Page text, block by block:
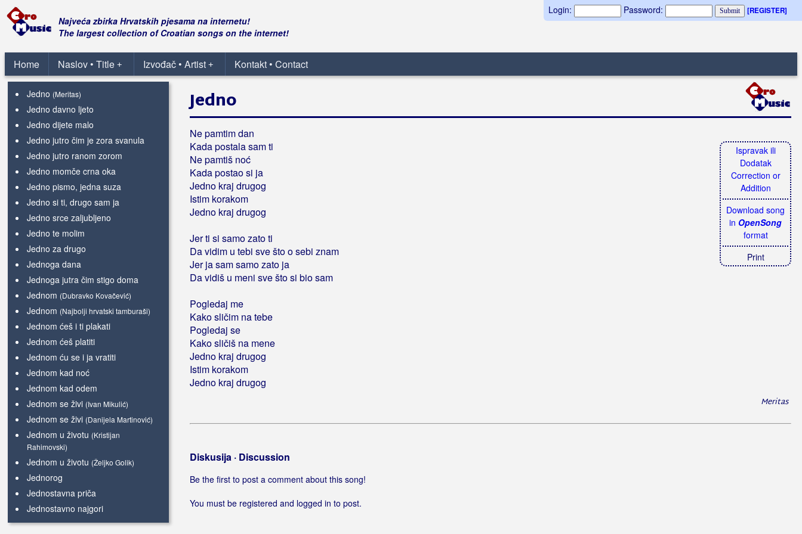
Login: Password: [REGISTER]
Najveća zbirka Hrvatskih pjesama na internetu!
The largest collection of Croatian songs on the internet!
Home +
Naslov • Title +
Izvođač • Artist Kontakt • Contact
Jedne noći u decembru
Jedne noći, jedne zime
Jednina i množina
Jedno (Minea)
Jedno (Meritas)
Jedno davno ljeto
Jedno dijete malo
Jedno jutro čim je zora svanula
Jedno jutro ranom zorom
Jedno momče crna oka
Jedno pismo, jedna suza
Jedno si ti, drugo sam ja
Jedno srce zaljubljeno
Jedno te molim
Jedno za drugo
Jednoga dana
Jednoga jutra čim stigo doma
Jednom (Dubravko Kovačević)
Jednom (Najbolji hrvatski tamburaši)
Jednom ćeš i ti plakati
Jednom ćeš platiti
Jednom ću se i ja vratiti
Jednom kad noć
Jednom kad odem
Jednom se živi (Ivan Mikulić)
Jednom se živi (Danijela Martinović)
Jednom u životu (Kristijan
Rahimovski)
Jednom u životu (Željko Golik)
Jednorog
Jednostavna priča
Jednostavno najgori
Jednu kartu za natrag
Ispravak ili
Dodatak
Correction or
Addition
Download song
in OpenSong
format
Print
Jedno
Ne pamtim dan
Kada postala sam ti
Ne pamtiš noć
Kada postao si ja
Jedno kraj drugog
Istim korakom
Jedno kraj drugog
Jer ti si samo zato ti
Da vidim u tebi sve što o sebi znam
Jer ja sam samo zato ja
Da vidiš u meni sve što si bio sam
Pogledaj me
Kako sličim na tebe
Pogledaj se
Kako sličiš na mene
Jedno kraj drugog
Istim korakom
Jedno kraj drugog
Meritas
Diskusija · Discussion
Be the first to post a comment about this song!
You must be registered and logged in to post.